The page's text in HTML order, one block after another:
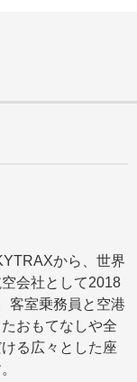
から、世界
会社として2018
客室乗務員と空港
おもてなしや全
る広々とした座